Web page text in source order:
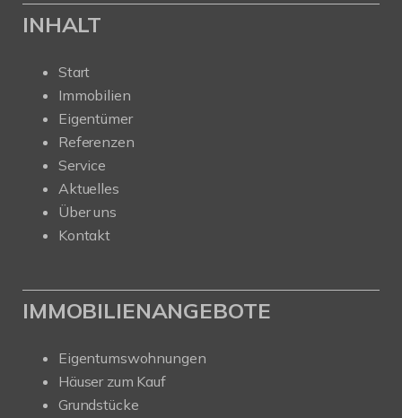
INHALT
Start
Immobilien
Eigentümer
Referenzen
Service
Aktuelles
Über uns
Kontakt
IMMOBILIENANGEBOTE
Eigentumswohnungen
Häuser zum Kauf
Grundstücke